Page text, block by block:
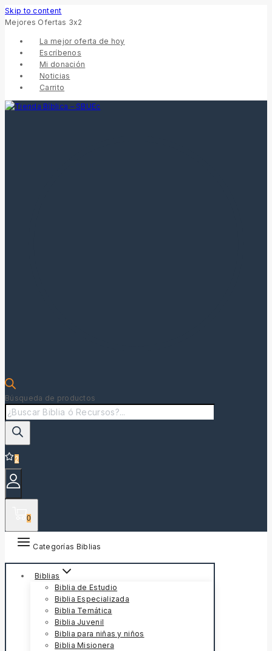
Skip to content
Mejores Ofertas 3x2
La mejor oferta de hoy
Escríbenos
Mi donación
Noticias
Carrito
Búsqueda de productos
2
0
Categorías Biblias
Biblias
Biblia de Estudio
Biblia Especializada
Biblia Temática
Biblia Juvenil
Biblia para niñas y niños
Biblia Misionera